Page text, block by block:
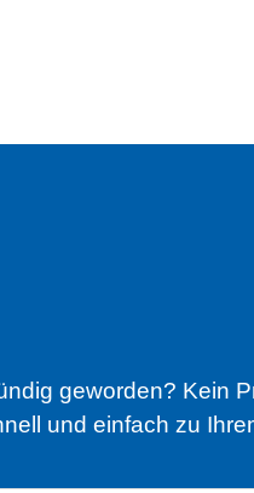
geworden? Kein
und einfach zu